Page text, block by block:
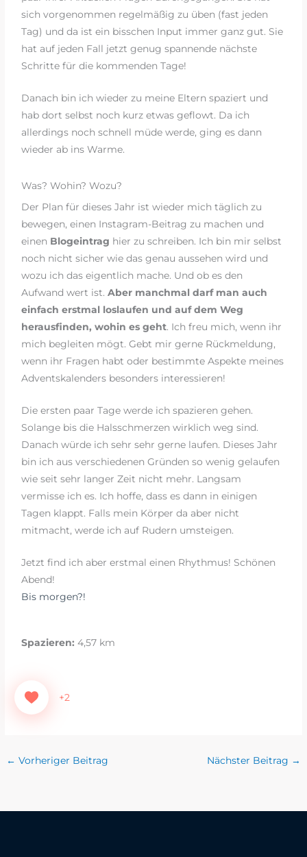
sich vorgenommen regelmäßig zu üben (fast jeden
Tag) und da ist ein bisschen Input immer ganz gut. Sie
hat auf jeden Fall jetzt genug spannende nächste
Schritte für die kommenden Tage!
Danach bin ich wieder zu meine Eltern spaziert und
hab dort selbst noch kurz etwas geflowt. Da ich
allerdings noch schnell müde werde, ging es dann
wieder ab ins Warme.
Was? Wohin? Wozu?
Der Plan für dieses Jahr ist wieder mich täglich zu
bewegen, einen Instagram-Beitrag zu machen und
einen Blogeintrag hier zu schreiben. Ich bin mir selbst
noch nicht sicher wie das genau aussehen wird und
wozu ich das eigentlich mache. Und ob es den
Aufwand wert ist.Aber manchmal darf man auch
einfach erstmal loslaufen und auf dem Weg
herausfinden, wohin es geht. Ich freu mich, wenn ihr
mich begleiten mögt. Gebt mir gerne Rückmeldung,
wenn ihr Fragen habt oder bestimmte Aspekte meines
Adventskalenders besonders interessieren!
Die ersten paar Tage werde ich spazieren gehen.
Solange bis die Halsschmerzen wirklich weg sind.
Danach würde ich sehr sehr gerne laufen. Dieses Jahr
bin ich aus verschiedenen Gründen so wenig gelaufen
wie seit sehr langer Zeit nicht mehr. Langsam
vermisse ich es. Ich hoffe, dass es dann in einigen
Tagen klappt. Falls mein Körper da aber nicht
mitmacht, werde ich auf Rudern umsteigen.
Jetzt find ich aber erstmal einen Rhythmus! Schönen
Abend!
Bis morgen?!
Spazieren: 4,57 km
+2
← Vorheriger Beitrag Nächster Beitrag →